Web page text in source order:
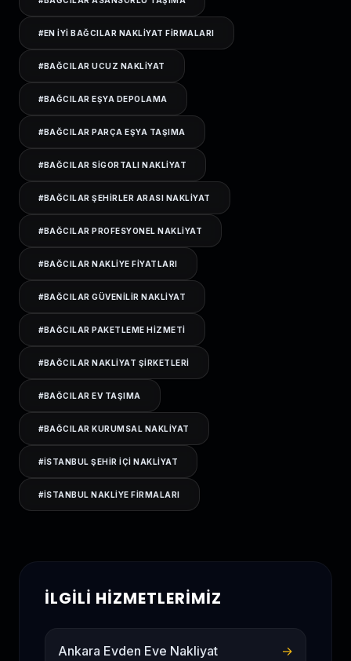
#EN IYI BAĞCILAR NAKLIYAT FIRMALARI
#BAĞCILAR UCUZ NAKLIYAT
#BAĞCILAR EŞYA DEPOLAMA
#BAĞCILAR PARÇA EŞYA TAŞIMA
#BAĞCILAR SIGORTALI NAKLIYAT
#BAĞCILAR ŞEHIRLER ARASI NAKLIYAT
#BAĞCILAR PROFESYONEL NAKLIYAT
#BAĞCILAR NAKLIYE FIYATLARI
#BAĞCILAR GÜVENILIR NAKLIYAT
#BAĞCILAR PAKETLEME HIZMETI
#BAĞCILAR NAKLIYAT ŞIRKETLERI
#BAĞCILAR EV TAŞIMA
#BAĞCILAR KURUMSAL NAKLIYAT
#ISTANBUL ŞEHIR IÇI NAKLIYAT
#ISTANBUL NAKLIYE FIRMALARI
İLGILI HIZMETLERIMIZ
Ankara Evden Eve Nakliyat →